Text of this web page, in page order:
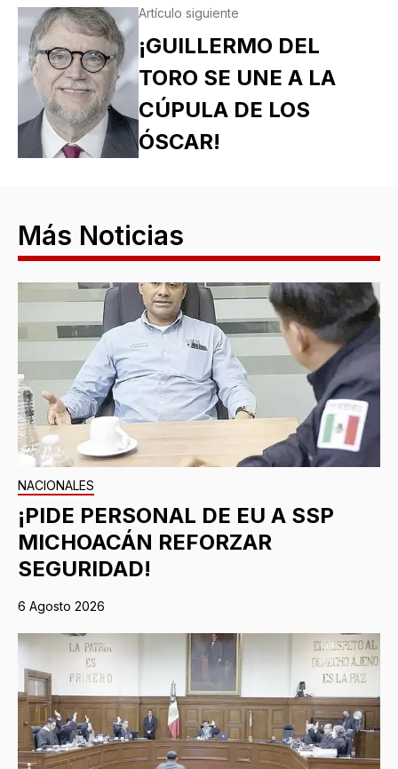
Artículo siguiente
¡GUILLERMO DEL
TORO SE UNE A LA
CÚPULA DE LOS
ÓSCAR!
Más Noticias
NACIONALES
¡PIDE PERSONAL DE EU A SSP
MICHOACÁN REFORZAR
SEGURIDAD!
6 Agosto 2026